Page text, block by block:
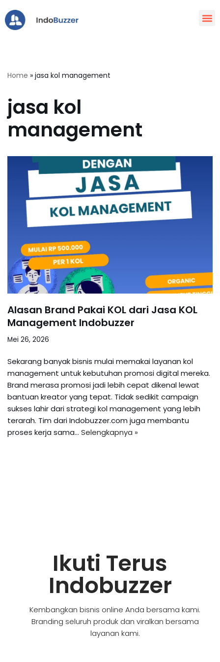
Lompat
Home » jasa kol management
jasa kol
management
Alasan Brand Pakai KOL dari Jasa KOL
Management Indobuzzer
Mei 26, 2026
Sekarang banyak bisnis mulai memakai layanan kol
management untuk kebutuhan promosi digital mereka.
Brand merasa promosi jadi lebih cepat dikenal lewat
bantuan kreator yang tepat. Tidak sedikit campaign
sukses lahir dari strategi kol management yang lebih
terarah. Tim dari Indobuzzer.com juga membantu
proses kerja sama… Selengkapnya »
Ikuti Terus
Indobuzzer
Kembangkan bisnis online Anda bersama kami.
Branding seluruh produk dan viralkan bersama
layanan kami.